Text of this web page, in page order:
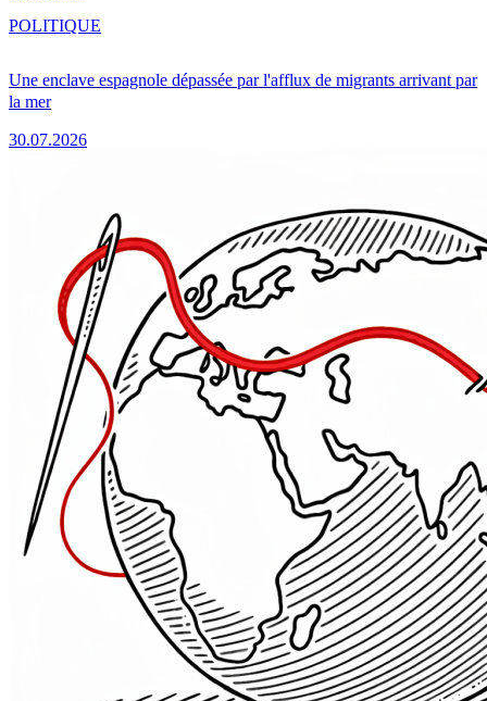
Une enclave espagnole dépassée par l'afflux de migrants arrivant par
la mer
30.07.2026
POLITIQUE